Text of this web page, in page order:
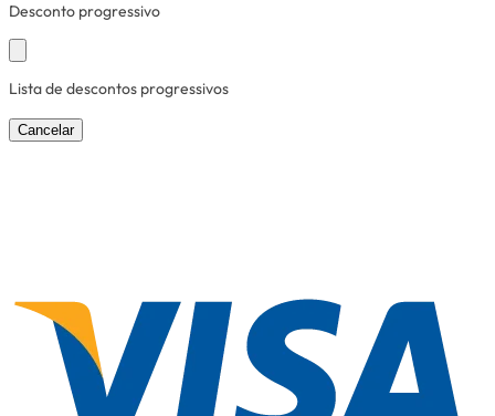
Desconto progressivo
Lista de descontos progressivos
Cancelar